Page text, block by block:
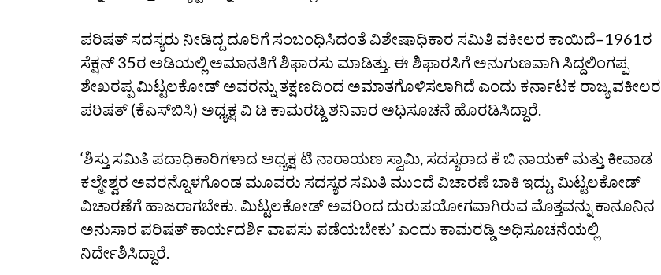
ಪರಿಷತ್‌ ಸದಸ್ಯರು ನೀಡಿದ್ದ ದೂರಿಗೆ ಸಂಬಂಧಿಸಿದಂತೆ ವಿಶೇಷಾಧಿಕಾರ ಸಮಿತಿ ವಕೀಲರ ಕಾಯಿದೆ–1961ರ
ಸೆಕ್ಷನ್ 35ರ ಅಡಿಯಲ್ಲಿ ಅಮಾನತಿಗೆ ಶಿಫಾರಸು ಮಾಡಿತ್ತು. ಈ ಶಿಫಾರಸಿಗೆ ಅನುಗುಣವಾಗಿ ಸಿದ್ದಲಿಂಗಪ್ಪ
ಶೇಖರಪ್ಪ ಮಿಟ್ಟಲಕೋಡ್ ಅವರನ್ನು ತಕ್ಷಣದಿಂದ ಅಮಾತಗೊಳಿಸಲಾಗಿದೆ ಎಂದು ಕರ್ನಾಟಕ ರಾಜ್ಯ ವಕೀಲರ
ಪರಿಷತ್‌ (ಕೆಎಸ್‌ಬಿಸಿ) ಅಧ್ಯಕ್ಷ ವಿ ಡಿ ಕಾಮರಡ್ಡಿ ಶನಿವಾರ ಅಧಿಸೂಚನೆ ಹೊರಡಿಸಿದ್ದಾರೆ.
‘ಶಿಸ್ತು ಸಮಿತಿ ಪದಾಧಿಕಾರಿಗಳಾದ ಅಧ್ಯಕ್ಷ ಟಿ ನಾರಾಯಣ ಸ್ವಾಮಿ, ಸದಸ್ಯರಾದ ಕೆ ಬಿ ನಾಯಕ್ ಮತ್ತು ಕೀವಾಡ
ಕಲ್ಮೇಶ್ವರ ಅವರನ್ನೊಳಗೊಂಡ ಮೂವರು ಸದಸ್ಯರ ಸಮಿತಿ ಮುಂದೆ ವಿಚಾರಣೆ ಬಾಕಿ ಇದ್ದು, ಮಿಟ್ಟಲಕೋಡ್‌
ವಿಚಾರಣೆಗೆ ಹಾಜರಾಗಬೇಕು. ಮಿಟ್ಟಲಕೋಡ್‌ ಅವರಿಂದ ದುರುಪಯೋಗವಾಗಿರುವ ಮೊತ್ತವನ್ನು ಕಾನೂನಿನ
ಅನುಸಾರ ಪರಿಷತ್‌ ಕಾರ್ಯದರ್ಶಿ ವಾಪಸು ಪಡೆಯಬೇಕು’ ಎಂದು ಕಾಮರಡ್ಡಿ ಅಧಿಸೂಚನೆಯಲ್ಲಿ
ನಿರ್ದೇಶಿಸಿದ್ದಾರೆ.